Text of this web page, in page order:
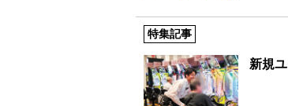
特集記事
新規